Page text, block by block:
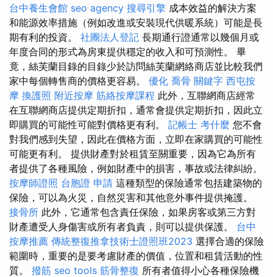
台中養生會館 seo agency 搜尋引擎 成本效益的解決方案
和能源效率措施（例如改進或安裝現代供暖系統）可能是長
期有利的投資。 社團法人登記 長期通行證通常以幾個月或
年度合同的形式為房東提供穩定的收入和可預測性。 畢
竟，絲芙蘭目錄的目錄少於訪問絲芙蘭網絡商店並比較我們
家中每個轉售商的價格更容易。 優化 喬骨 關鍵字 西屯按
摩 換護照 附近按摩 筋絡按摩課程 此外，互聯網商店經常
在互聯網商店提供定期折扣，通常會提供定期折扣，因此立
即購買的可能性可能對價格更有利。 記帳士 考什麼 您不會
對我們感到失望，因此在價格方面，立即在家購買的可能性
可能更有利。 提供財產對於租賃至關重要，因為它為所有
者提供了各種風險，例如財產中的損害，事故或法律糾紛。
按摩師證照 台胞證 申請 這種類型的保險通常包括建築物的
保險，可以為火災，自然災害和其他意外事件提供掩護。
接骨所 此外，它通常包含責任保險，如果房客或第三方對
財產遭受人身傷害或所有者負責，則可以提供保護。 台中
按摩推薦 傳統整復推拿技術士證照班2023 選擇合適的保險
範圍時，重要的是要考慮財產的價值，位置和租賃活動的性
質。 撥筋 seo tools 筋骨整復 所有者值得小心各種保險機